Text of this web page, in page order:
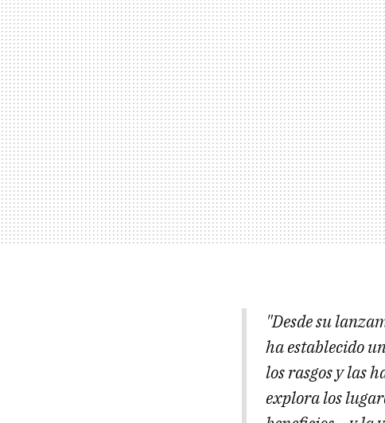
"Desde su
ha establecido
los rasgos y las
explora los